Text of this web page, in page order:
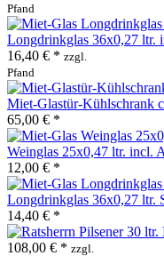
Pfand
Longdrinkglas 36x0,27 ltr.
16,40 € * zzgl.
Pfand
Miet-Glastür-Kühlschrank
65,00 € *
Weinglas 25x0,47 ltr. incl.
12,00 € *
Longdrinkglas 36x0,27 ltr.
14,40 € *
108,00 € * zzgl.